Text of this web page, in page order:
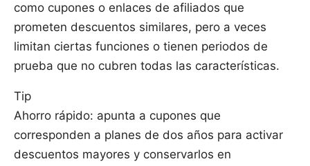
como cupones o enlaces de afiliados que
prometen descuentos similares, pero a veces
limitan ciertas funciones o tienen periodos de
prueba que no cubren todas las características.
Tip
Ahorro rápido: apunta a cupones que
corresponden a planes de dos años para activar
descuentos mayores y conservarlos en